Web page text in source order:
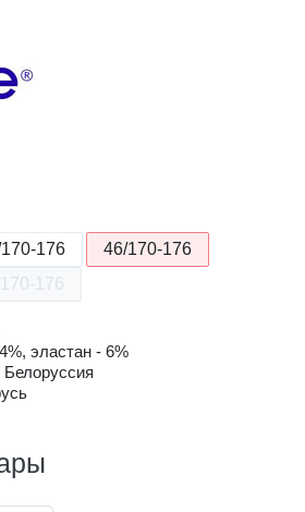
176
46/170-176
176
эластан - 6%